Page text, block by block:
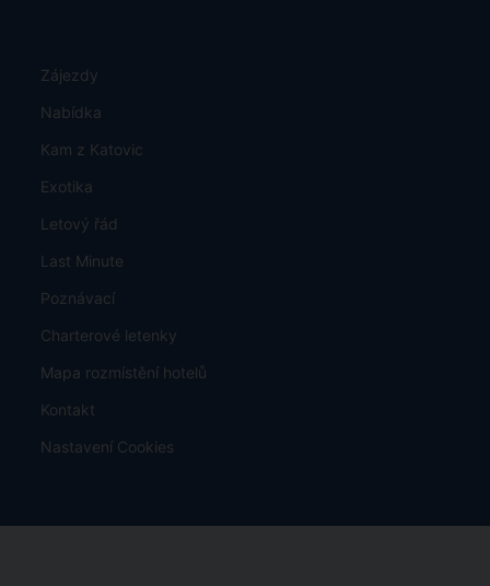
Zájezdy
Nabídka
Kam z Katovic
Exotika
Letový řád
Last Minute
Poznávací
Charterové letenky
Mapa rozmístění hotelů
Kontakt
Nastavení Cookies